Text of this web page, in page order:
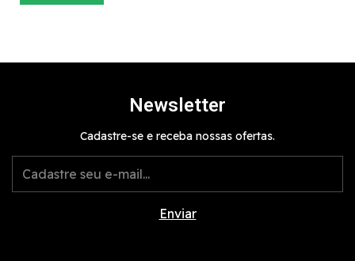
Newsletter
Cadastre-se e receba nossas ofertas.